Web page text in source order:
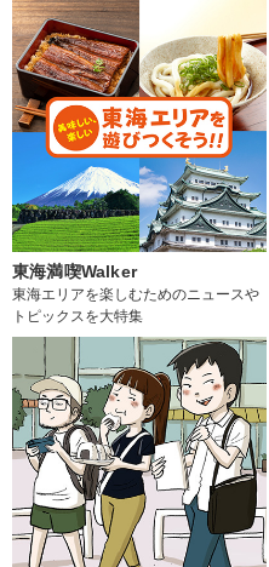
東海満喫Walker
東海エリアを楽しむためのニュースや
トピックスを大特集